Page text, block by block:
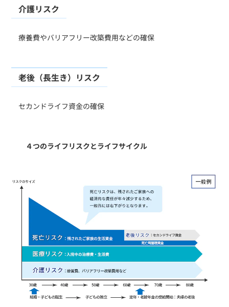
介護リスク
​ 療養費やバリアフリー改築費用などの確保
老後（長生き）リスク
​ セカンドライフ資金の確保
４つのライフリスクとライフサイクル